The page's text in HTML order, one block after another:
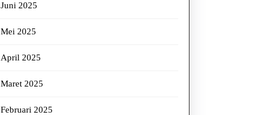
Juni 2025
Mei 2025
April 2025
Maret 2025
Februari 2025